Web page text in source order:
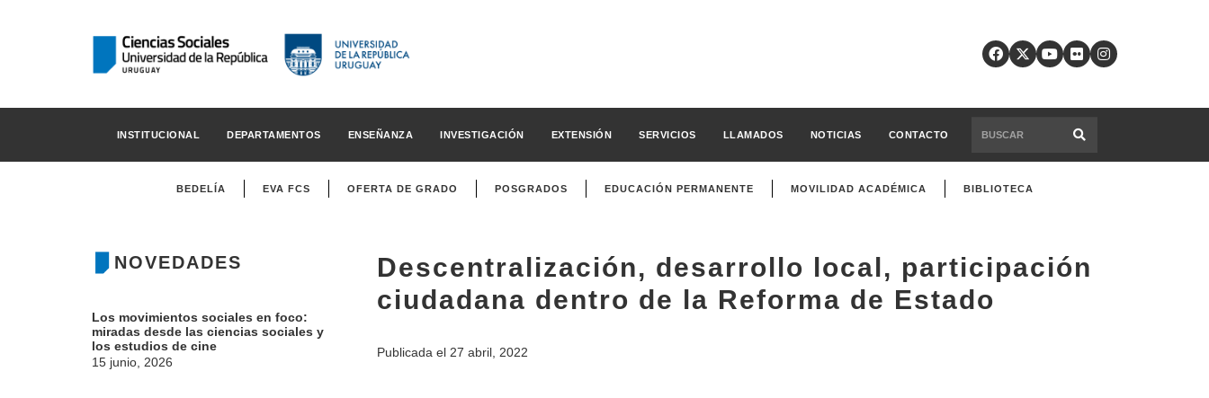
INSTITUCIONAL DEPARTAMENTOS ENSEÑANZA INVESTIGACIÓN EXTENSIÓN SERVICIOS LLAMADOS NOTICIAS CONTACTO
BEDELÍA EVA FCS OFERTA DE GRADO POSGRADOS EDUCACIÓN PERMANENTE MOVILIDAD ACADÉMICA BIBLIOTECA
NOVEDADES
Los movimientos sociales en foco:
miradas desde las ciencias sociales y
los estudios de cine
15 junio, 2026
Descentralización, desarrollo local, participación
ciudadana dentro de la Reforma de Estado
Publicada el 27 abril, 2022